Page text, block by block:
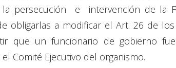
persecución e intervención de la
obligarlas a modificar el Art. 26 de
que un funcionario de gobierno
Comité Ejecutivo del organismo.